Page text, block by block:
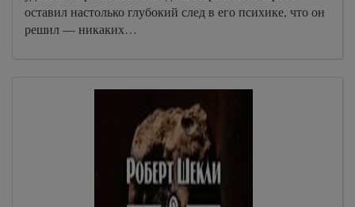
оставил настолько глубокий след в его психике, что он
решил — никаких…